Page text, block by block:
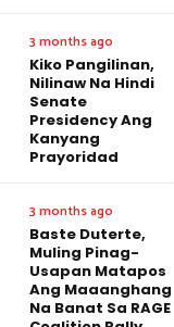
3 months ago
Kiko Pangilinan,
Nilinaw Na Hindi
Senate
Presidency Ang
Kanyang
Prayoridad
3 months ago
Baste Duterte,
Muling Pinag-
Usapan Matapos
Ang Maaanghang
Na Banat Sa RAGE